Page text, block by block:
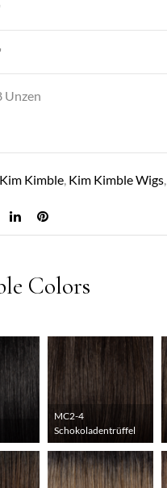
Unzen
Kim Kimble, Kim Kimble Wigs,
MC2-4
Schokoladentrüffel